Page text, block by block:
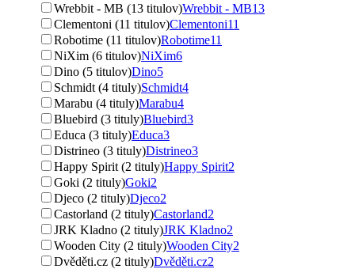
Wrebbit - MB (13 titulov)Wrebbit - MB13
Clementoni (11 titulov)Clementoni11
Robotime (11 titulov)Robotime11
NiXim (6 titulov)NiXim6
Dino (5 titulov)Dino5
Schmidt (4 tituly)Schmidt4
Marabu (4 tituly)Marabu4
Bluebird (3 tituly)Bluebird3
Educa (3 tituly)Educa3
Distrineo (3 tituly)Distrineo3
Happy Spirit (2 tituly)Happy Spirit2
Goki (2 tituly)Goki2
Djeco (2 tituly)Djeco2
Castorland (2 tituly)Castorland2
JRK Kladno (2 tituly)JRK Kladno2
Wooden City (2 tituly)Wooden City2
Dvěděti.cz (2 tituly)Dvěděti.cz2